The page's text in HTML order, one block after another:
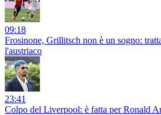
09:18
Frosinone, Grillitsch non è un sogno:
l'austriaco
23:41
Colpo del Liverpool: è fatta per Ronald